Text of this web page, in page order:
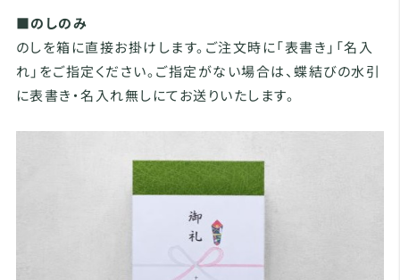
■のしのみ
のしを箱に直接お掛けします。ご注文時に「表書き」「名入
れ」をご指定ください。ご指定がない場合は、蝶結びの水引
に表書き・名入れ無しにてお送りいたします。